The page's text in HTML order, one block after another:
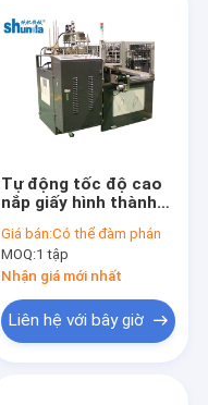
Tự động tốc độ cao
nắp giấy hình thành
thủy tinh hình thành
nắp
Giá bán:Có thể đàm phán
MOQ:1 tập
Nhận giá mới nhất
Liên hệ với bây giờ